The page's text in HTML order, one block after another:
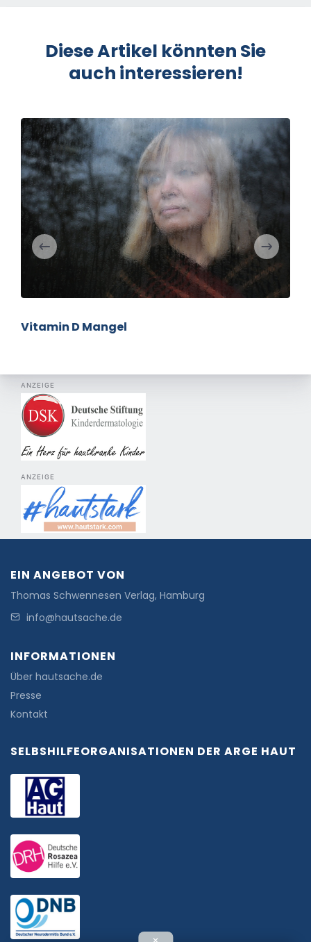
Diese Artikel könnten Sie
auch interessieren!
Vitamin D Mangel
ANZEIGE
ANZEIGE
EIN ANGEBOT VON
Thomas Schwennesen Verlag, Hamburg
info@hautsache.de
INFORMATIONEN
Über hautsache.de
Presse
Kontakt
SELBSHILFEORGANISATIONEN DER ARGE HAUT